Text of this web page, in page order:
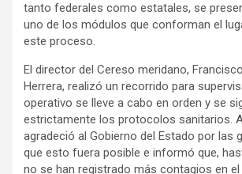
tanto federales como estatales, se
uno de los módulos que conforman el
este proceso.
El director del Cereso meridano,
Herrera, realizó un recorrido para
operativo se lleve a cabo en orden y se
estrictamente los protocolos sanitarios.
agradeció al Gobierno del Estado por las
que esto fuera posible e informó que,
no se han registrado más contagios en el